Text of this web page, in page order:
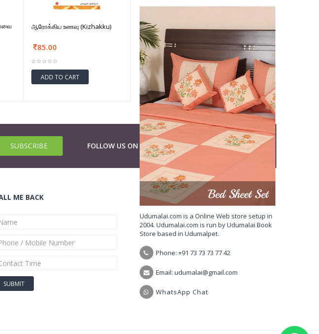
ஆரோக்கிய உணவு (Kizhakku)
85.00
ADD TO CART
FOLLOW US ON
ME BACK ABOUT UDUMALAI.COM
Udumalai.com is a Online Web store setup in
2004. Udumalai.com is run by Udumalai Book
Store based in Udumalpet.
Phone: +91 73 73 73 77 42
Email: udumalai@gmail.com
WhatsApp Chat